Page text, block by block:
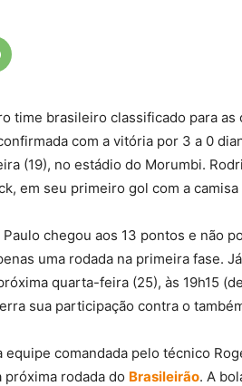
time brasileiro classificado para as
com a vitória por 3 a 0
(19), no estádio do Morumbi.
em seu primeiro gol com a
chegou aos 13 pontos e não
uma rodada na primeira fase.
quarta-feira (25), às 19h15
sua participação contra o
equipe comandada pelo técnico
próxima rodada do Brasileirão. A